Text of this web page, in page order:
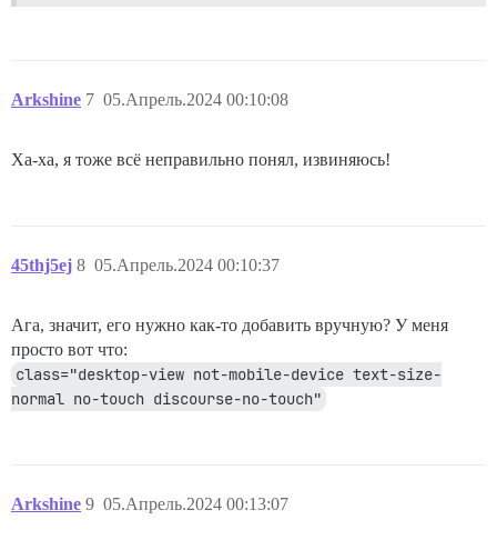
Arkshine 05.Апрель.2024 00:10:08
7
Ха-ха, я тоже всё неправильно понял, извиняюсь!
45thj5ej 05.Апрель.2024 00:10:37
8
Ага, значит, его нужно как-то добавить вручную? У меня
просто вот что:
class="desktop-view not-mobile-device text-size-
normal no-touch discourse-no-touch"
Arkshine 05.Апрель.2024 00:13:07
9